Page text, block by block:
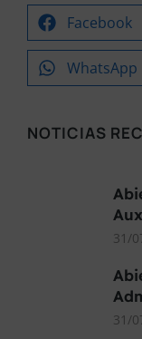
Facebook
WhatsApp
NOTICIAS
31/
31/